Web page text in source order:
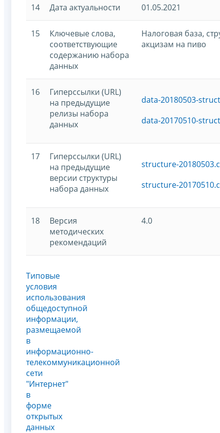
14 Дата актуальности 01.05.2021
15
Ключевые слова,
соответствующие
содержанию набора
данных
Налоговая база,
акцизам на пиво
16
Гиперссылки (URL)
на предыдущие
релизы набора
данных
data-20180503-
data-20170510-
17
Гиперссылки (URL)
на предыдущие
версии структуры
набора данных
structure-
structure-
18
Версия
методических
рекомендаций
4.0
Типовые
условия
использования
общедоступной
информации,
размещаемой
в
информационно-
телекоммуникационной
сети
"Интернет"
в
форме
открытых
данных